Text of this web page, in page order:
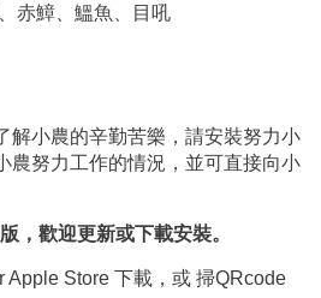
、赤鱆、鰮魚、目吼
解小農的辛勤苦樂，請安裝努力小
農努力工作的情況，並可直接向小
，歡迎更新或下載安裝。
Apple Store 下載，或 掃QRcode